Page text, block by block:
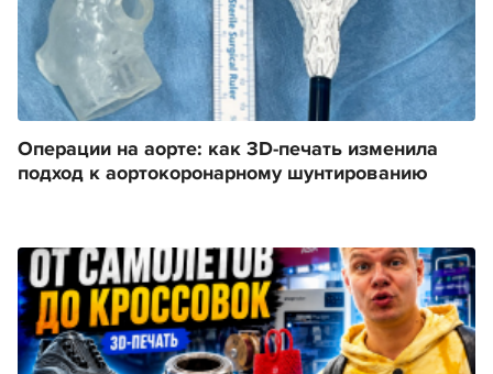
Операции на аорте: как 3D-печать изменила
подход к аортокоронарному шунтированию